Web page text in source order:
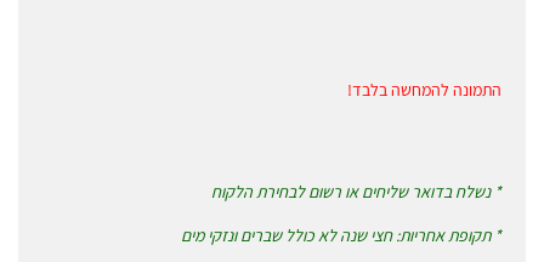
התמונה להמחשה בלבד!
* נשלח בדואר שליחים או רשום לבחירת הלקוח
* תקופת אחריות: חצי שנה לא כולל שברים ונזקי מים